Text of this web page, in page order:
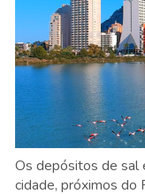
Os depósitos de sal
cidade, próximos do